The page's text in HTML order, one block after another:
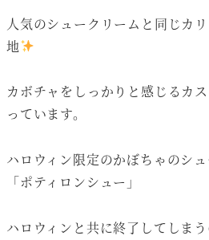
人気のシュークリームと同じカ
地
カボチャをしっかりと感じるカ
っています。
ハロウィン限定のかぼちゃのシ
「ポティロンシュー」
ハロウィンと共に終了してしまう